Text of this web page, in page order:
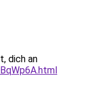
dich an